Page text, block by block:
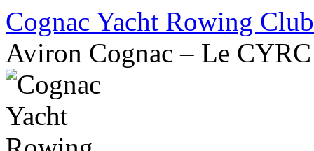
Cognac Yacht Rowing Club
Aviron Cognac – Le CYRC